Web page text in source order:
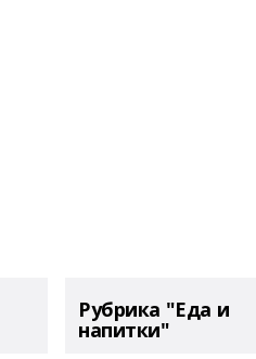
Рубрика "Еда и
напитки"